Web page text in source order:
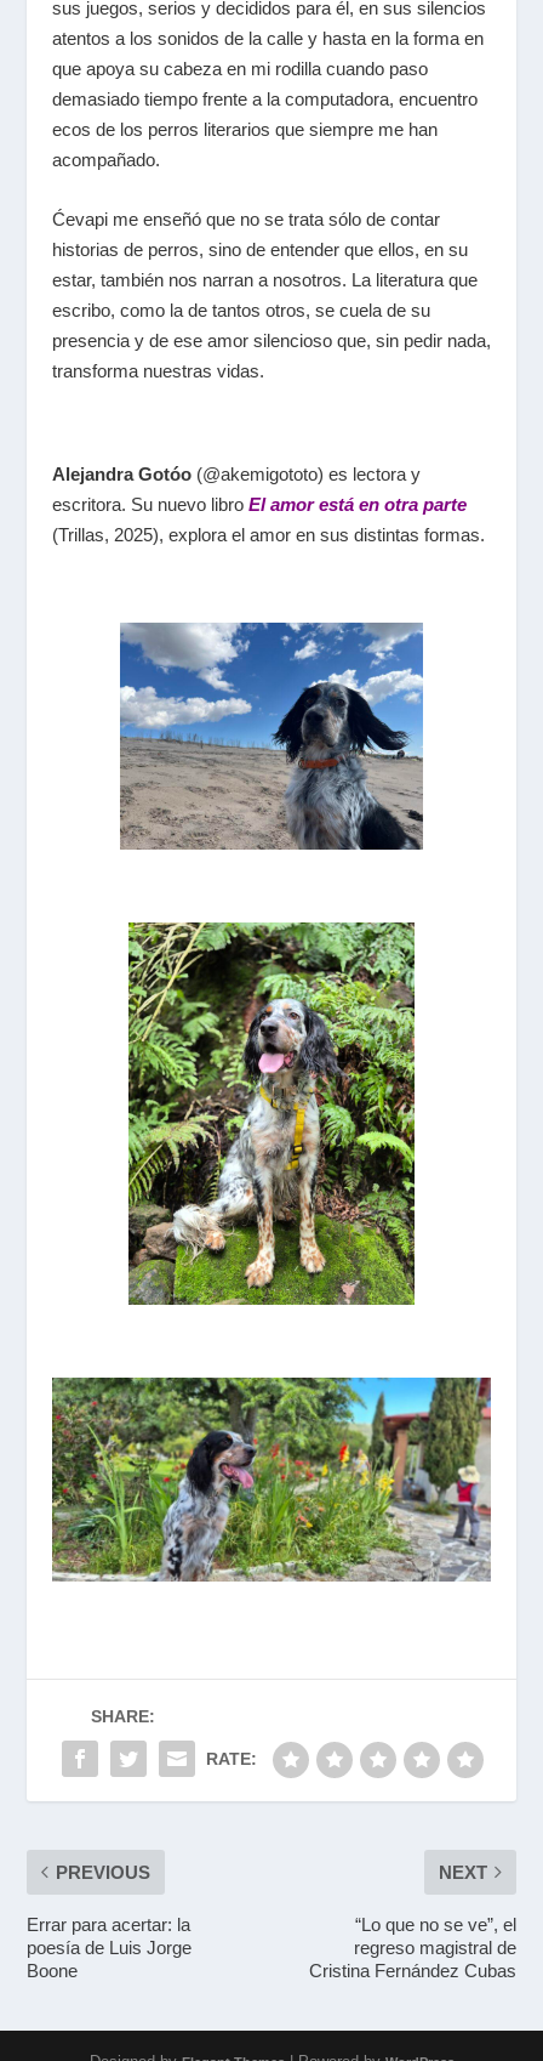
sus juegos, serios y decididos para él, en sus silencios
atentos a los sonidos de la calle y hasta en la forma en
que apoya su cabeza en mi rodilla cuando paso
demasiado tiempo frente a la computadora, encuentro
ecos de los perros literarios que siempre me han
acompañado.
Ćevapi me enseñó que no se trata sólo de contar
historias de perros, sino de entender que ellos, en su
estar, también nos narran a nosotros. La literatura que
escribo, como la de tantos otros, se cuela de su
presencia y de ese amor silencioso que, sin pedir nada,
transforma nuestras vidas.
Alejandra Gotóo(@akemigototo) es lectora y
escritora. Su nuevo libro El amor está en otra parte
(Trillas, 2025), explora el amor en sus distintas formas.
SHARE:
RATE:
PREVIOUS
Errar para acertar: la
poesía de Luis Jorge
Boone
NEXT
“Lo que no se ve”, el
regreso magistral de
Cristina Fernández Cubas